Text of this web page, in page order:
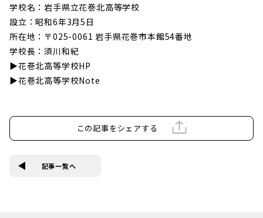
学校名：岩手県立花巻北高等学校
設立：昭和6年3月5日
所在地：〒025-0061 岩手県花巻市本館54番地
学校長：須川和紀
▶花巻北高等学校HP
▶花巻北高等学校Note
この記事をシェアする
記事一覧へ